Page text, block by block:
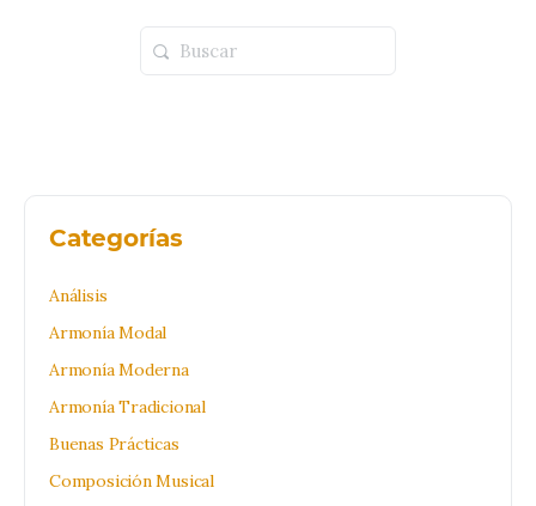
Buscar:
Categorías
Análisis
Armonía Modal
Armonía Moderna
Armonía Tradicional
Buenas Prácticas
Composición Musical